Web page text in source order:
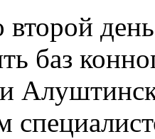
второй
баз